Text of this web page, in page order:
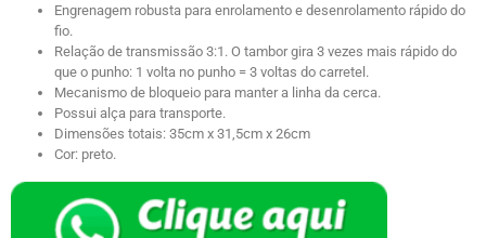
Engrenagem robusta para enrolamento e desenrolamento rápido do
fio.
Relação de transmissão 3:1. O tambor gira 3 vezes mais rápido do
que o punho: 1 volta no punho = 3 voltas do carretel.
Mecanismo de bloqueio para manter a linha da cerca.
Possui alça para transporte.
Dimensões totais: 35cm x 31,5cm x 26cm
Cor: preto.